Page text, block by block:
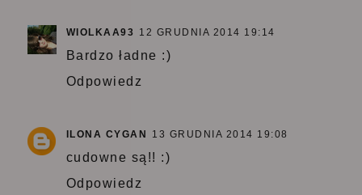
WIOLKAA93 12 GRUDNIA 2014 19:14
Bardzo ładne :)
Odpowiedz
ILONA CYGAN 13 GRUDNIA 2014 19:08
cudowne są!! :)
Odpowiedz